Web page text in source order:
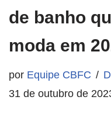
de banho
moda em
por Equipe CBFC
31 de outubro de